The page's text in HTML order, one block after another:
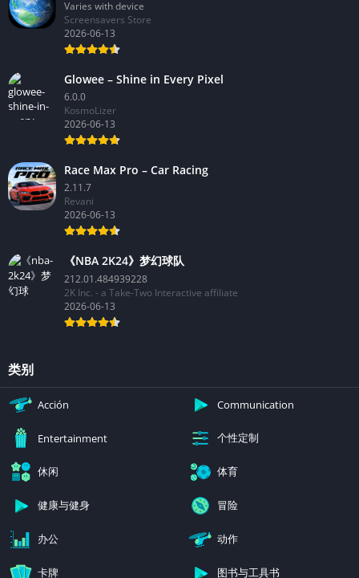
Earth 3D Live Wallpaper
Varies with device
Screensavers Store
Glowee – Shine in Every Pixel
6.0.0
KosmoLizer
Race Max Pro – Car Racing
2.11.7
Revani
《NBA 2K24》梦幻球队
212.01.484939228
2K Inc. - a Take-Two Interactive affiliate
类别
Communication
Entertainment 个性定制
休闲 体育
健康与健身 冒险
办公 动作